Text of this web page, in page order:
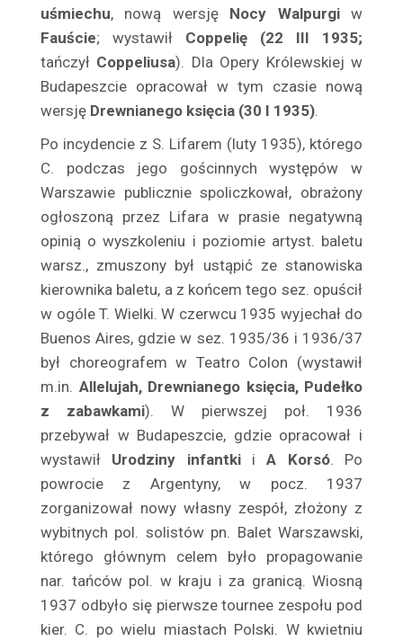
Bogdanowicz Józef
Bogucka Maria
Bogucka Aniela
Bogucki Andrzej
Bogusiński Aleksander
Bogusławski Marian
Boguszewska Maria
Bohdańska Teodozja
Bohuss-Hellerowa Irena
Bohuszówna Janina
Bojar – Przemieniecka Maria
Bojarska Ludmiła
Bojnarowski Wiktor
Bolko Bolesław
Bologna Carlotta
Bolska Niuta
Bonacka Ewa
Bonarówna Lili
Bończa Wanda
Bończa – Tomaszewski Zygmunt
Bonecki Jan
Borecki Rudolf
Borey Anna
Borkowski Witold
uśmiechu, nową wersjęNocy Walpurgiw
Fauście; wystawił Coppelię (22 III 1935;
tańczył Coppeliusa). Dla Opery Królewskiej w
Budapeszcie opracował w tym czasie nową
wersję Drewnianego księcia (30 I 1935).
Po incydencie z S. Lifarem (luty 1935), którego
C. podczas jego gościnnych występów w
Warszawie publicznie spoliczkował, obrażony
ogłoszoną przez Lifara w prasie negatywną
opinią o wyszkoleniu i poziomie artyst. baletu
warsz., zmuszony był ustąpić ze stanowiska
kierownika baletu, a z końcem tego sez. opuścił
w ogóle T. Wielki. W czerwcu 1935 wyjechał do
Buenos Aires, gdzie w sez. 1935/36 i 1936/37
był choreografem w Teatro Colon (wy­stawił
m.in. Allelujah, Drewnianego księcia, Pudeł­ko
z zabawkami). W pierwszej poł. 1936
przebywał w Budapeszcie, gdzie opracował i
wystawił Uro­dziny infantkiiA Korsó. Po
powrocie z Argentyny, w pocz. 1937
zorganizował nowy własny zespół, złożony z
wybitnych pol. solistów pn. Balet War­szawski,
którego głównym celem było propagowa­nie
nar. tańców pol. w kraju i za granicą. Wiosną
1937 odbyło się pierwsze tournee zespołu pod
kier. C. po wielu miastach Polski. W kwietniu